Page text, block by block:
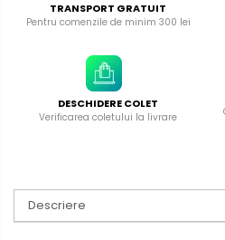
TRANSPORT GRATUIT
Pentru comenzile de minim 300 lei
DESCHIDERE COLET
Verificarea coletului la livrare
Descriere